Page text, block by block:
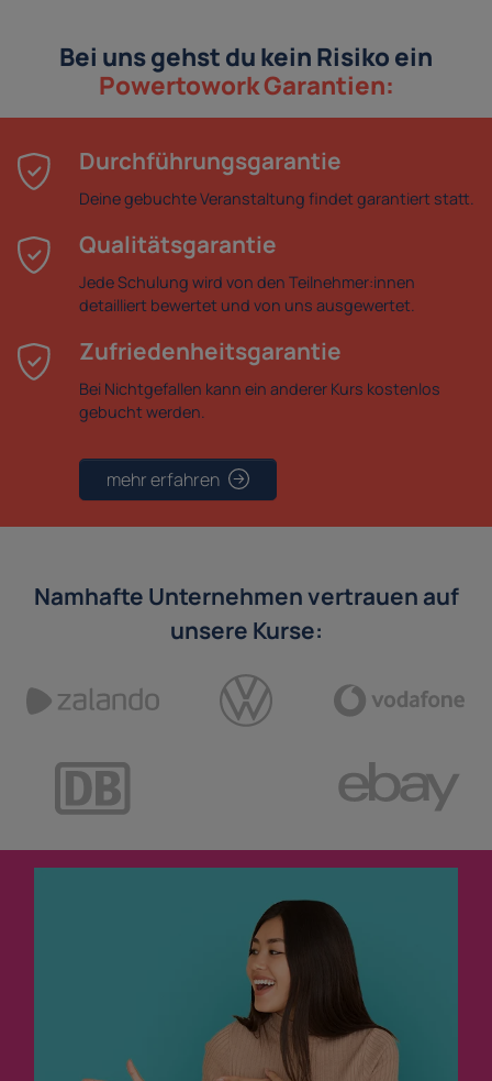
Bei uns gehst du kein Risiko ein
Powertowork Garantien:
Durchführungsgarantie
Deine gebuchte Veranstaltung findet garantiert statt.
Qualitätsgarantie
Jede Schulung wird von den Teilnehmer:innen
detailliert bewertet und von uns ausgewertet.
Zufriedenheitsgarantie
Bei Nichtgefallen kann ein anderer Kurs kostenlos
gebucht werden.
mehr erfahren
Namhafte Unternehmen vertrauen auf
unsere Kurse: